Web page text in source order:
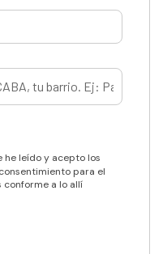
he leído y acepto los
para el
a lo allí